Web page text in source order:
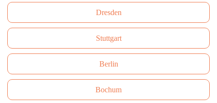
Dresden
Stuttgart
Berlin
Bochum